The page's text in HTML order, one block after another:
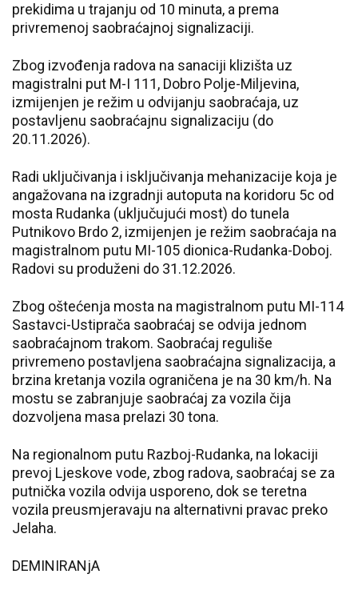
prekidima u trajanju od 10 minuta, a prema
privremenoj saobraćajnoj signalizaciji.
Zbog izvođenja radova na sanaciji klizišta uz
magistralni put M-I 111, Dobro Polje-Miljevina,
izmijenjen je režim u odvijanju saobraćaja, uz
postavljenu saobraćajnu signalizaciju (do
20.11.2026).
Radi uključivanja i isključivanja mehanizacije koja je
angažovana na izgradnji autoputa na koridoru 5c od
mosta Rudanka (uključujući most) do tunela
Putnikovo Brdo 2, izmijenjen je režim saobraćaja na
magistralnom putu MI-105 dionica-Rudanka-Doboj.
Radovi su produženi do 31.12.2026.
Zbog oštećenja mosta na magistralnom putu MI-114
Sastavci-Ustiprača saobraćaj se odvija jednom
saobraćajnom trakom. Saobraćaj reguliše
privremeno postavljena saobraćajna signalizacija, a
brzina kretanja vozila ograničena je na 30 km/h. Na
mostu se zabranjuje saobraćaj za vozila čija
dozvoljena masa prelazi 30 tona.
Na regionalnom putu Razboj-Rudanka, na lokaciji
prevoj Ljeskove vode, zbog radova, saobraćaj se za
putnička vozila odvija usporeno, dok se teretna
vozila preusmjeravaju na alternativni pravac preko
Jelaha.
DEMINIRANjA